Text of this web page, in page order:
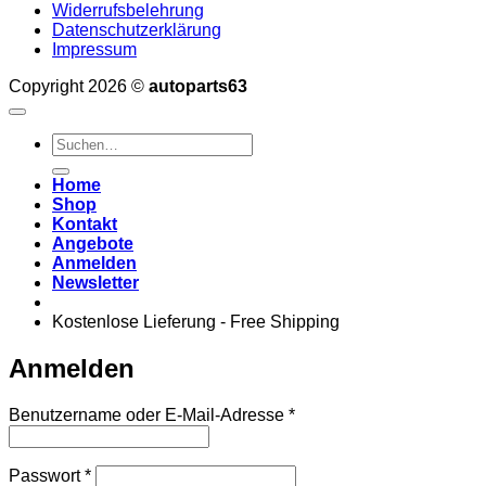
Widerrufsbelehrung
Datenschutzerklärung
Impressum
Copyright 2026 © autoparts63
Suchen
nach:
Home
Shop
Kontakt
Angebote
Anmelden
Newsletter
Kostenlose Lieferung - Free Shipping
Anmelden
Benutzername oder E-Mail-Adresse *Erforderlich
Passwort*Erforderlich